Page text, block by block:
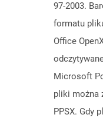
97-2003.
formatu
Office
Microsoft
pliki można
PPSX. Gdy